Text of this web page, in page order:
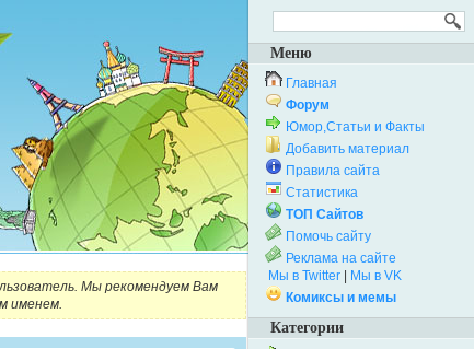
Мы рекомендуем Вам
именем.
Меню
Главная
Форум
Юмор,Статьи и Факты
Добавить материал
Правила сайта
Статистика
ТОП Сайтов
Помочь сайту
Реклама на сайте
Мы в Twitter
Мы в VK
Комиксы и мемы
Категории